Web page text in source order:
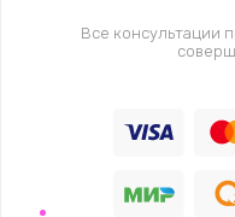
Все консультации